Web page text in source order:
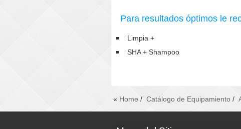
Para resultados óptimos le
Limpia +
SHA + Shampoo
« Home / Catálogo de Equipamiento /